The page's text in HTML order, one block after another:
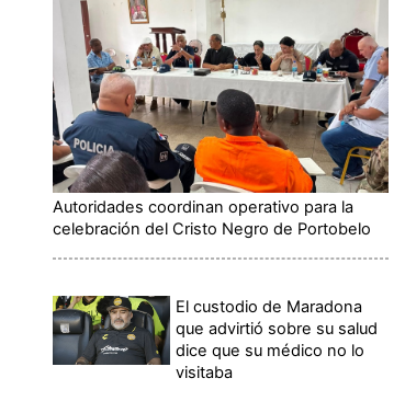
Autoridades coordinan operativo para la
celebración del Cristo Negro de Portobelo
El custodio de Maradona
que advirtió sobre su salud
dice que su médico no lo
visitaba